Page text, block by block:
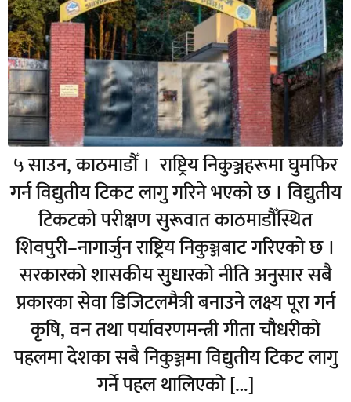
५ साउन, काठमाडौँ । राष्ट्रिय निकुञ्जहरूमा घुमफिर
गर्न विद्युतीय टिकट लागु गरिने भएको छ । विद्युतीय
टिकटको परीक्षण सुरूवात काठमाडौँस्थित
शिवपुरी–नागार्जुन राष्ट्रिय निकुञ्जबाट गरिएको छ ।
सरकारको शासकीय सुधारको नीति अनुसार सबै
प्रकारका सेवा डिजिटलमैत्री बनाउने लक्ष्य पूरा गर्न
कृषि, वन तथा पर्यावरणमन्त्री गीता चौधरीको
पहलमा देशका सबै निकुञ्जमा विद्युतीय टिकट लागु
गर्ने पहल थालिएको […]